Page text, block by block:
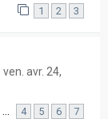
1 2 3
ven. avr. 24,
… 4 5 6 7